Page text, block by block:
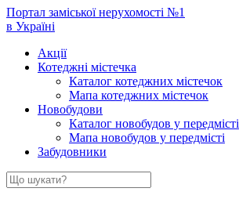
Портал заміської нерухомості №1
в Україні
Акції
Котеджні містечка
Каталог котеджних містечок
Мапа котеджних містечок
Новобудови
Каталог новобудов у передмісті
Мапа новобудов у передмісті
Забудовники